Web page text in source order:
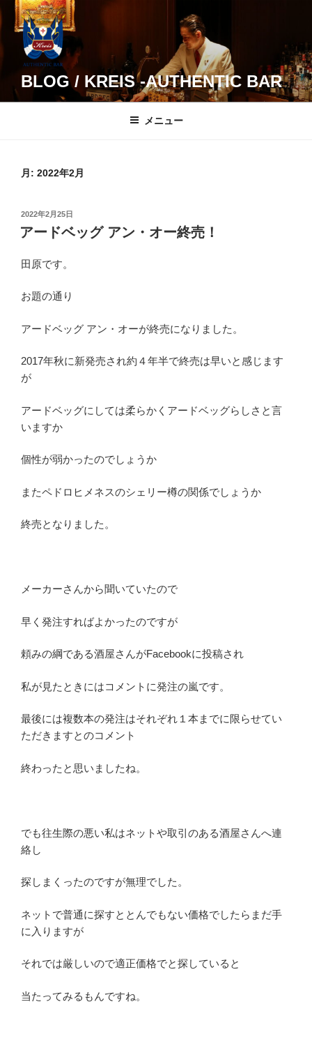
コ
BLOG / KREIS -AUTHENTIC BAR
メニュー
月: 2022年2月
投
稿
日:
2022年2月25日
アードベッグ アン・オー終売！
田原です。
お題の通り
アードベッグ アン・オーが終売になりました。
2017年秋に新発売され約４年半で終売は早いと感じます
が
アードベッグにしては柔らかくアードベッグらしさと言
いますか
個性が弱かったのでしょうか
またペドロヒメネスのシェリー樽の関係でしょうか
終売となりました。
メーカーさんから聞いていたので
早く発注すればよかったのですが
頼みの綱である酒屋さんがFacebookに投稿され
私が見たときにはコメントに発注の嵐です。
最後には複数本の発注はそれぞれ１本までに限らせてい
ただきますとのコメント
終わったと思いましたね。
でも往生際の悪い私はネットや取引のある酒屋さんへ連
絡し
探しまくったのですが無理でした。
ネットで普通に探すととんでもない価格でしたらまだ手
に入りますが
それでは厳しいので適正価格でと探していると
当たってみるもんですね。